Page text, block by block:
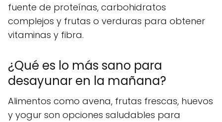
fuente de proteínas, carbohidratos
complejos y frutas o verduras para obtener
vitaminas y fibra.
¿Qué es lo más sano para
desayunar en la mañana?
Alimentos como avena, frutas frescas, huevos
y yogur son opciones saludables para